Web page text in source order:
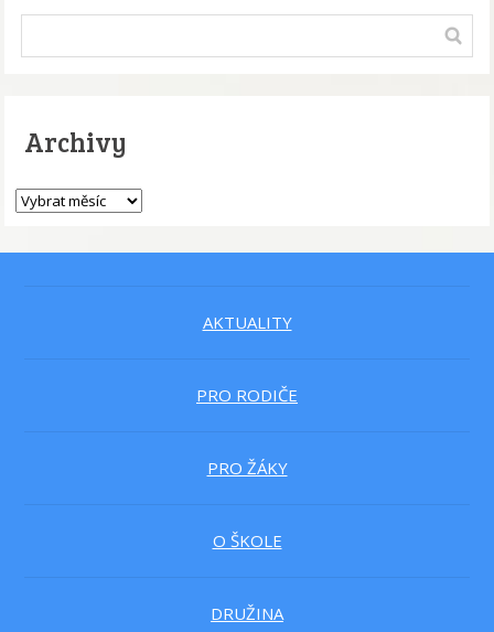
Archivy
AKTUALITY
PRO RODIČE
PRO ŽÁKY
O ŠKOLE
DRUŽINA